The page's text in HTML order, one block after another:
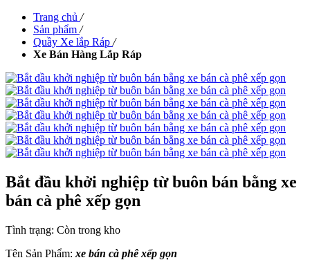
Trang chủ /
Sản phẩm /
Quầy Xe lắp Ráp /
Xe Bán Hàng Lắp Ráp
Bắt đầu khởi nghiệp từ buôn bán bằng xe
bán cà phê xếp gọn
Tình trạng: Còn trong kho
Tên Sản Phẩm: xe bán cà phê xếp gọn